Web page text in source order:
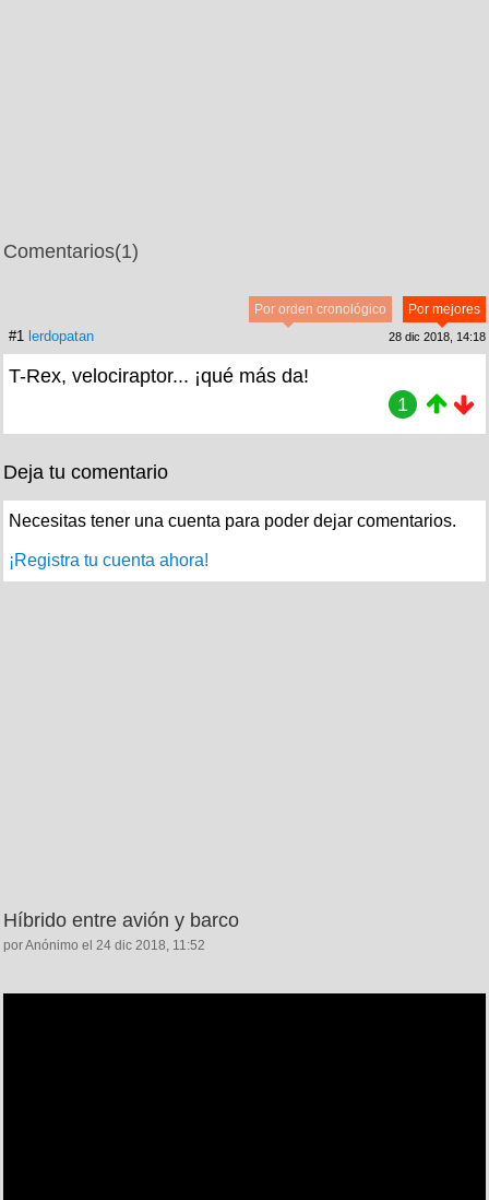
Comentarios(1)
Por mejores
Por orden cronológico
#1 lerdopatan 28 dic 2018, 14:18
T-Rex, velociraptor... ¡qué más da!
1
Deja tu comentario
Necesitas tener una cuenta para poder dejar comentarios.
¡Registra tu cuenta ahora!
Híbrido entre avión y barco
por Anónimo el 24 dic 2018, 11:52